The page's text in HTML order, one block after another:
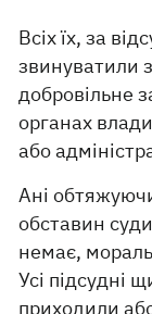
Всіх їх, за
звинуватили
добровільне
органах
або
Ані
обставин
немає,
Усі підсудні
приходили